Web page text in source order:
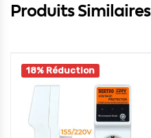
Produits Similaires
18% Réduction